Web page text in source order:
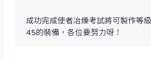
成功完成使者冶煉考試將可製作等
45的裝備，各位要努力呀！